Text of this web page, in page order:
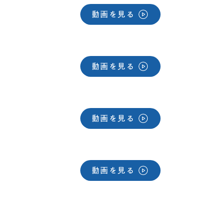
動画を見る
動画を見る
動画を見る
動画を見る